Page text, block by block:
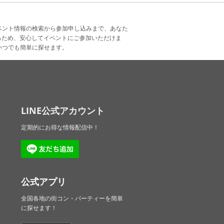
ト情報の検索から参加申し込みまで、あなた
め、安心してイベントにご参加いただけま
でも簡単に探せます。
LINE公式アカウント
定期的にお得な情報配信中！
公式アプリ
全国各地の街コン・パーティーを簡単
に探せます！